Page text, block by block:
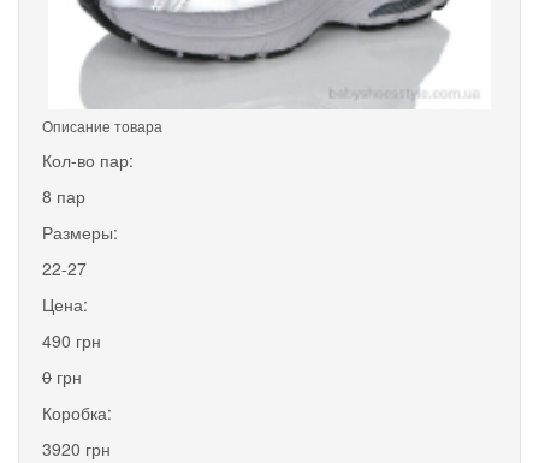
Описание товара
Кол-во пар:
8 пар
Размеры:
22-27
Цена:
490 грн
0 грн
Коробка:
3920 грн